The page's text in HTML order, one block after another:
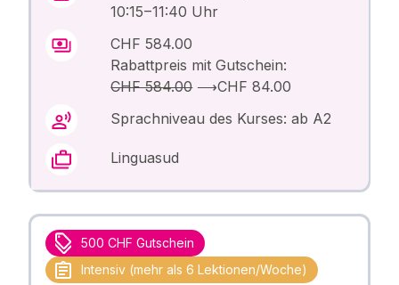
10:15 – 11:40 Uhr
CHF 584.00
Rabattpreis mit Gutschein:
CHF 584.00⟶CHF 84.00
Sprachniveau des Kurses: ab A2
Linguasud
500 CHF Gutschein
Intensiv (mehr als 6 Lektionen/Woche)